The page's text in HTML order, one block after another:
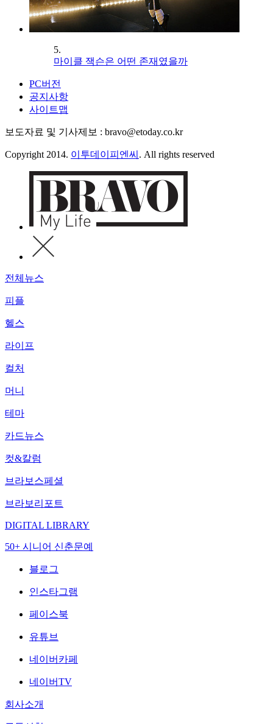
5.
마이클 잭슨은 어떤 존재였을까
PC버전
공지사항
사이트맵
보도자료 및 기사제보 : bravo@etoday.co.kr
Copyright 2014. 이투데이피엔씨 . All rights reserved
전체뉴스
피플
헬스
라이프
컬처
머니
테마
카드뉴스
컷&칼럼
브라보스페셜
브라보리포트
DIGITAL LIBRARY
50+ 시니어 신춘문예
블로그
인스타그램
페이스북
유튜브
네이버카페
네이버TV
회사소개